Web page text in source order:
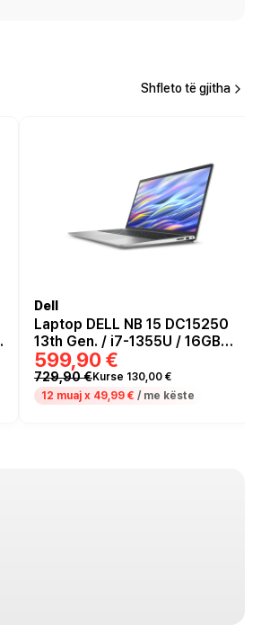
Shfleto të gjitha
Dell
Laptop DELL NB 15 DC15250
13th Gen. / i7-1355U / 16GB
DDR4 / 512GB / 15.6" Full HD /
Intel UHD graphics - Platinum
Silver
599,90 €
729,90 €Kurse 130,00 €
12 muaj x 49,99 € / me këste